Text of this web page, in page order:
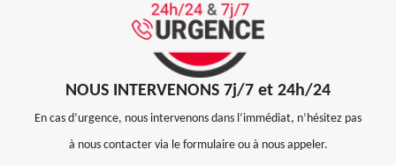
NOUS INTERVENONS 7j/7 et 24h/24
En cas d’urgence, nous intervenons dans l’immédiat, n’hésitez pas
à nous contacter via le formulaire ou à nous appeler.